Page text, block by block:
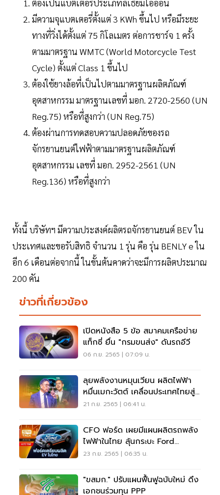
ต้องเป็นแบตเตอรี่ประเภทลิเธียมไอออน
มีความจุแบตเตอรี่ตั้งแต่ 3 KWh ขึ้นไป หรือมีระยะ
ทางที่วิ่งได้ตั้งแต่ 75 กิโลเมตร ต่อการชาร์จ 1 ครั้ง
ตามมาตรฐาน WMTC (World Motorcycle Test
Cycle) ตั้งแต่ Class 1 ขึ้นไป
ต้องใช้ยางล้อที่เป็นไปตามมาตรฐานผลิตภัณฑ์
อุตสาหกรรม มาตรฐานเลขที่ มอก. 2720-2560 (UN
Reg.75) หรือที่สูงกว่า (UN Reg.75)
ต้องผ่านการทดสอบความปลอดภัยของรถ
จักรยานยนต์ไฟฟ้าตามมาตรฐานผลิตภัณฑ์
อุตสาหกรรม เลขที่ มอก. 2952-2561 (UN
Reg.136) หรือที่สูงกว่า
ทั้งนี้ บริษัทฯ มีความประสงค์ผลิตรถจักรยานยนต์ BEV ใน
ประเทศและขอรับสิทธิ จำนวน 1 รุ่น คือ รุ่น BENLY e ใน
อีก 6 เดือนต่อจากนี้ ในขั้นต้นคาดว่าจะมีการผลิตประมาณ
200 คัน
ข่าวที่เกี่ยวข้อง
เปิดหนังสือ 5 ข้อ สมาคมเครือข่าย
แท็กซี่ ยื่น "กรมขนส่ง" ดันรถอีวี
06 ก.ย. 2565 | 07:09 น.
ลุยพลังงานหมุนเวียน ผลิตไฟฟ้า
หมื่นเมกะวัตต์ เคลื่อนประเทศไทยสู่
NET ZERO
21 ก.ย. 2565 | 06:41 น.
CFO ฟอร์ด เผยมีแผนผลิตรถพลัง
ไฟฟ้าในไทย ลุ้นกระบะ Ford
Ranger EV
23 ก.ย. 2565 | 06:35 น.
"ขสมก." ปรับแผนฟื้นฟูฉบับใหม่ ดึง
เอกชนร่วมทุน PPP